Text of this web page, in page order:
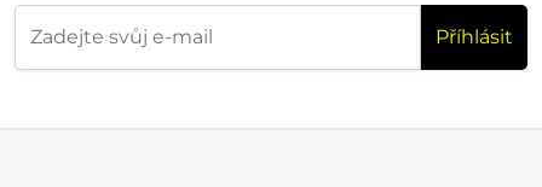
Příhlásit